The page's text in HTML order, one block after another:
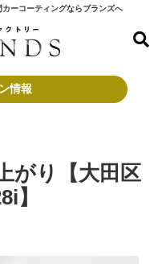
カーコーティングならブランズへ
情報
がり【大田区
】